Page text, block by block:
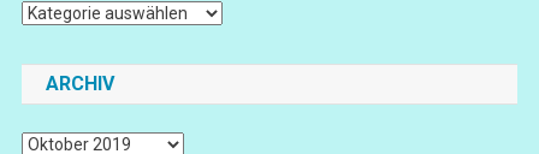
Kategorien
ARCHIV
Archiv